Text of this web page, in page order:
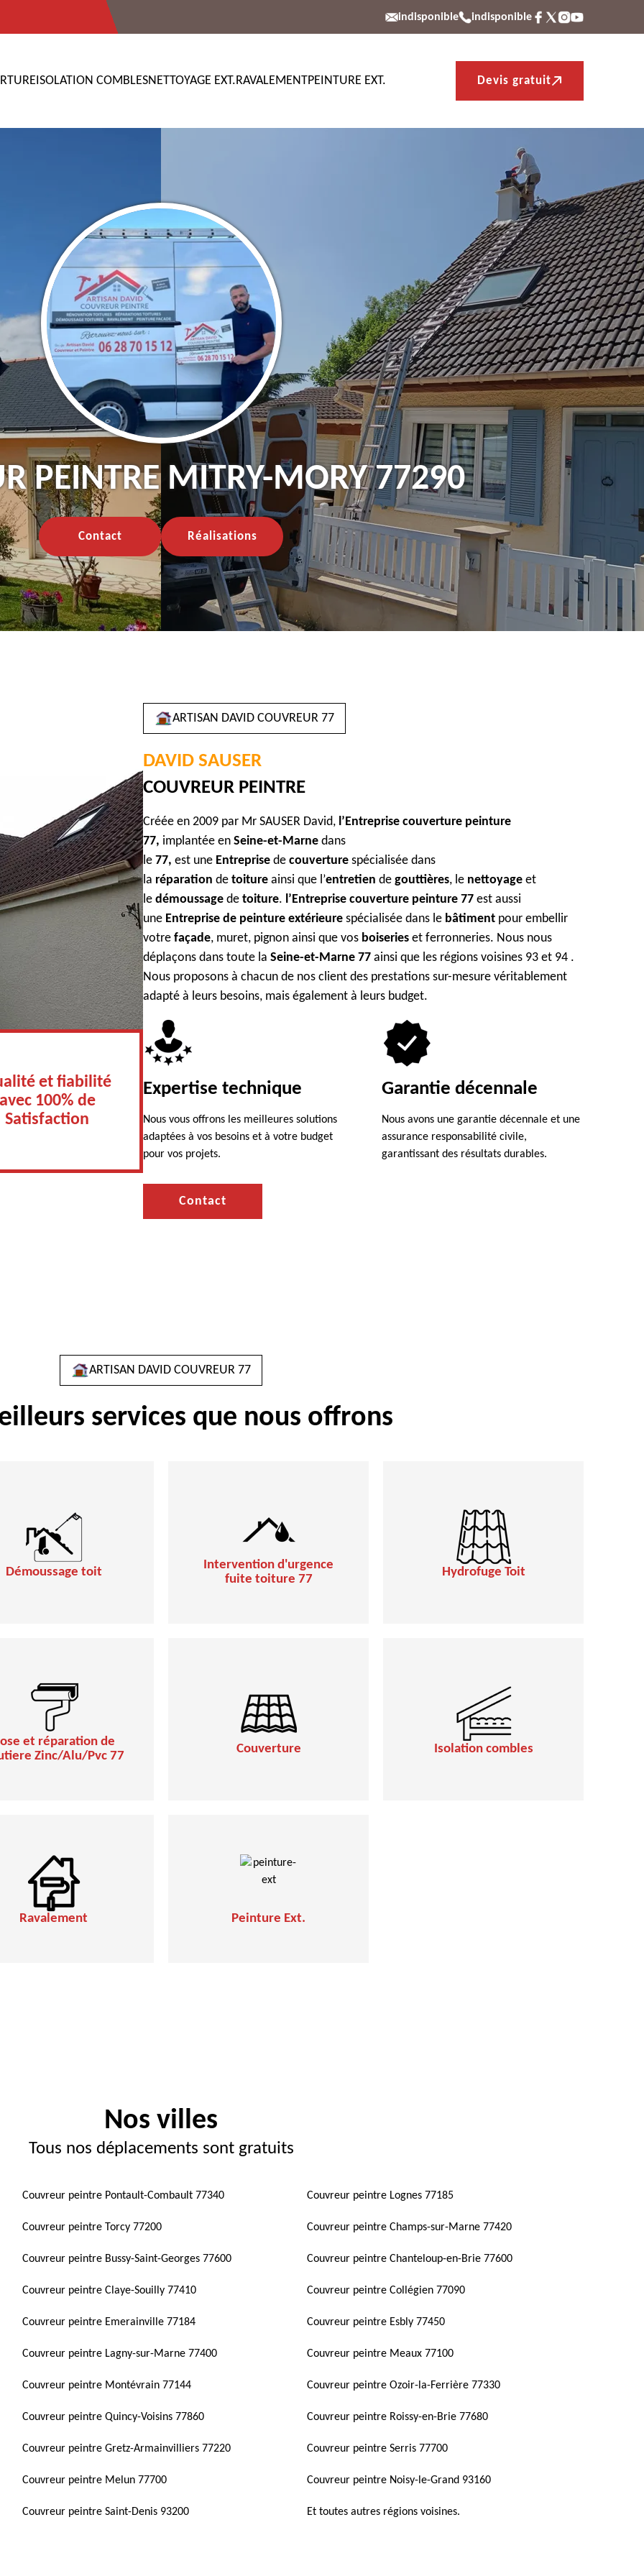
indisponible indisponible
ISOLATION COMBLESNETTOYAGE EXT.RAVALEMENTPEINTURE EXT. Devis gratuit
peintre Mitry-Mory 77290
Contact Réalisations
et fiabilité
100% de
Satisfaction
ARTISAN DAVID COUVREUR 77
DAVID SAUSER
COUVREUR PEINTRE
Créée en 2009 par Mr SAUSER David, l’Entreprise couverture peinture
77, implantée en Seine-et-Marne dans
le 77, est une Entreprise de couverture spécialisée dans
la réparation de toiture ainsi que l’entretien de gouttières, le nettoyage et
le démoussage de toiture. l’Entreprise couverture peinture 77 est aussi
une Entreprise de peinture extérieure spécialisée dans le bâtiment pour embellir
votre façade, muret, pignon ainsi que vos boiseries et ferronneries. Nous nous
déplaçons dans toute la Seine-et-Marne 77 ainsi que les régions voisines 93 et 94 .
Nous proposons à chacun de nos client des prestations sur-mesure véritablement
adapté à leurs besoins, mais également à leurs budget.
Expertise technique
Nous vous offrons les meilleures solutions
adaptées à vos besoins et à votre budget
pour vos projets.
Garantie décennale
Nous avons une garantie décennale et une
assurance responsabilité civile,
garantissant des résultats durables.
Contact
ARTISAN DAVID COUVREUR 77
services que nous offrons
Démoussage toit
Intervention d'urgence
fuite toiture 77
Hydrofuge Toit
et réparation de
Zinc/Alu/Pvc 77
Couverture Isolation combles
Ravalement Peinture Ext.
Nos villes
Tous nos déplacements sont gratuits
Couvreur peintre Pontault-Combault 77340 Couvreur peintre Lognes 77185
Couvreur peintre Torcy 77200 Couvreur peintre Champs-sur-Marne 77420
Couvreur peintre Bussy-Saint-Georges 77600 Couvreur peintre Chanteloup-en-Brie 77600
Couvreur peintre Claye-Souilly 77410 Couvreur peintre Collégien 77090
Couvreur peintre Emerainville 77184 Couvreur peintre Esbly 77450
Couvreur peintre Lagny-sur-Marne 77400 Couvreur peintre Meaux 77100
Couvreur peintre Montévrain 77144 Couvreur peintre Ozoir-la-Ferrière 77330
Couvreur peintre Quincy-Voisins 77860 Couvreur peintre Roissy-en-Brie 77680
Couvreur peintre Gretz-Armainvilliers 77220 Couvreur peintre Serris 77700
Couvreur peintre Melun 77700 Couvreur peintre Noisy-le-Grand 93160
Couvreur peintre Saint-Denis 93200 Et toutes autres régions voisines.